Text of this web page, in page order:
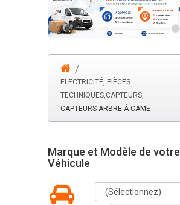
ELECTRICITÉ, PIÈCES
TECHNIQUES,CAPTEURS,
CAPTEURS ARBRE À CAME
Marque et Modèle de votre
Véhicule